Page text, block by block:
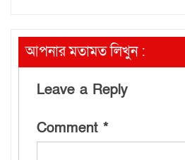
আপনার মতামত লিখুন :
Leave a Reply
Comment *